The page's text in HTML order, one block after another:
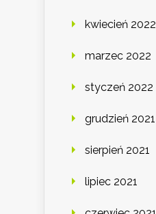
kwiecień 2022
marzec 2022
styczeń 2022
grudzień 2021
sierpień 2021
lipiec 2021